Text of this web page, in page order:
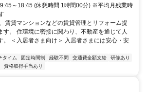
～18:45 (休憩時間 1時間00分) ※平均月残業時
賃貸マンションなどの賃貸管理とリフォーム提
す。 住環境に密接に関わり、不動産を通じて人
。 ＜入居者さま向け＞ 入居者さまには安心・安
タイム 固定時間制 経験不問 交通費全額支給
研修あり
資格取得手当あり